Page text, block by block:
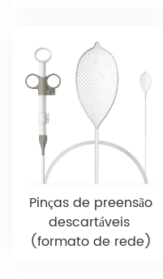
Pinças de preensão
descartáveis ​​
(formato de rede)